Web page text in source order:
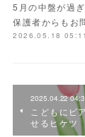
5月の中盤が過
保護者からもお
2026.05.18 05:11
2025.04.22
こどもにピ
せるヒケツ